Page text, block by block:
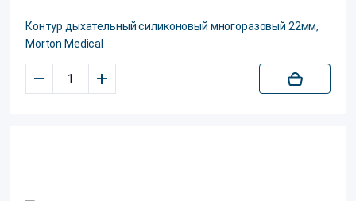
Контур дыхательный силиконовый многоразовый 22мм,
Morton Medical
– +